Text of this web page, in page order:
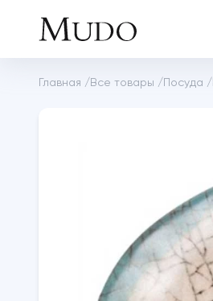
Главная / Все товары / Посуда /